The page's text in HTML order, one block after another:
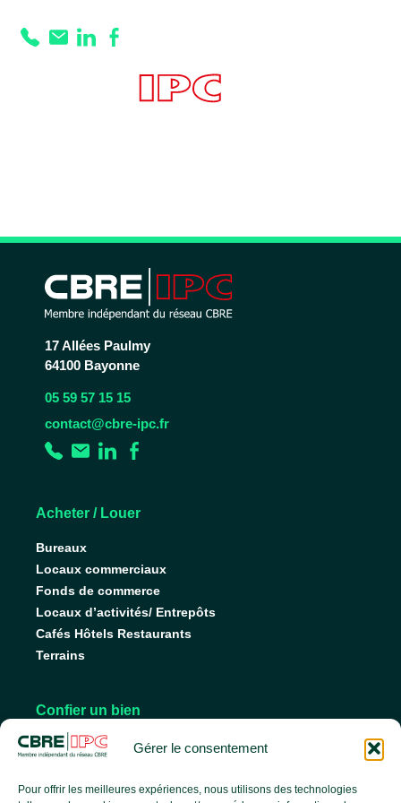
Gérer le consentement
Pour offrir les meilleures expériences, nous utilisons des technologies
Prestation :
chauffage : pompes
17 Allées Paulmy
64100 Bayonne
05 59 57 15 15
contact@cbre-ipc.fr
Acheter / Louer
Bureaux
Locaux commerciaux
Fonds de commerce
Locaux d’activités/ Entrepôts
Cafés Hôtels Restaurants
Terrains
Confier un bien
Nos conseils pour vendre
Faire gérer son bien